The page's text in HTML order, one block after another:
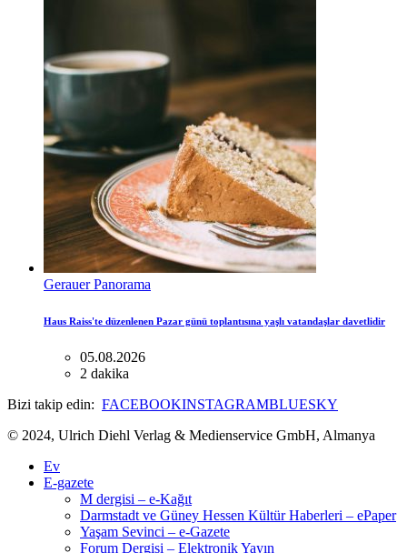
Gerauer Panorama
Haus Raiss'te düzenlenen Pazar günü toplantısına yaşlı vatandaşlar davetlidir
05.08.2026
2 dakika
Bizi takip edin: FACEBOOKINSTAGRAMBLUESKY
© 2024, Ulrich Diehl Verlag & Medienservice GmbH, Almanya
Ev
E-gazete
M dergisi – e-Kağıt
Darmstadt ve Güney Hessen Kültür Haberleri – ePaper
Yaşam Sevinci – e-Gazete
Forum Dergisi – Elektronik Yayın